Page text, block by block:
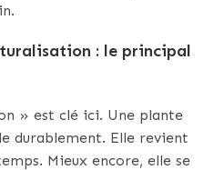
: le principal
» est clé ici. Une plante
durablement. Elle revient
Mieux encore, elle se